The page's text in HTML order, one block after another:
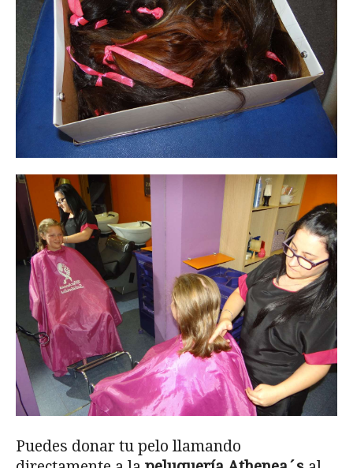
Puedes donar tu pelo llamando